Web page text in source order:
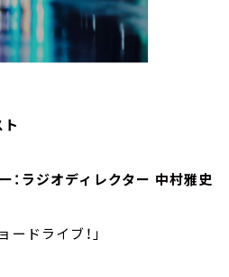
：ラジオディレクター 中村雅史
ードライブ！｣